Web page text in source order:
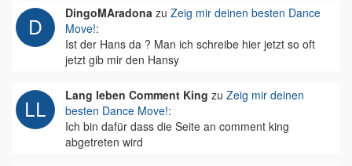
DingoMAradona zu Zeig mir deinen besten Dance
Move!:
Ist der Hans da ? Man ich schreibe hier jetzt so oft
jetzt gib mir den Hansy
Lang leben Comment King zu Zeig mir deinen
besten Dance Move!:
Ich bin dafür dass die Seite an comment king
abgetreten wird